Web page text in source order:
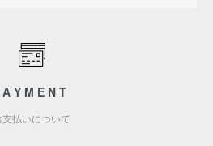
支払いについて